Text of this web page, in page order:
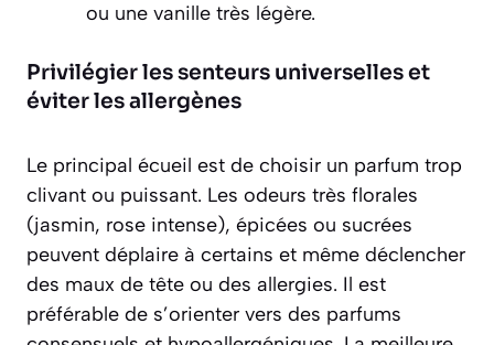
ou une vanille très légère.
Privilégier les senteurs universelles et
éviter les allergènes
Le principal écueil est de choisir un parfum trop
clivant ou puissant. Les odeurs très florales
(jasmin, rose intense), épicées ou sucrées
peuvent déplaire à certains et même déclencher
des maux de tête ou des allergies. Il est
préférable de s’orienter vers des parfums